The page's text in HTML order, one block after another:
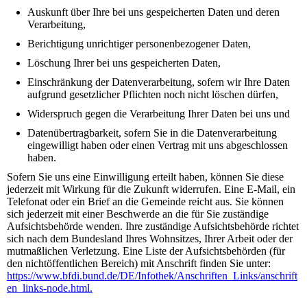
Auskunft über Ihre bei uns gespeicherten Daten und deren
Verarbeitung,
Berichtigung unrichtiger personenbezogener Daten,
Löschung Ihrer bei uns gespeicherten Daten,
Einschränkung der Datenverarbeitung, sofern wir Ihre Daten
aufgrund gesetzlicher Pflichten noch nicht löschen dürfen,
Widerspruch gegen die Verarbeitung Ihrer Daten bei uns und
Datenübertragbarkeit, sofern Sie in die Datenverarbeitung
eingewilligt haben oder einen Vertrag mit uns abgeschlossen
haben.
Sofern Sie uns eine Einwilligung erteilt haben, können Sie diese
jederzeit mit Wirkung für die Zukunft widerrufen. Eine E-Mail, ein
Telefonat oder ein Brief an die Gemeinde reicht aus. Sie können
sich jederzeit mit einer Beschwerde an die für Sie zuständige
Aufsichtsbehörde wenden. Ihre zuständige Aufsichtsbehörde richtet
sich nach dem Bundesland Ihres Wohnsitzes, Ihrer Arbeit oder der
mutmaßlichen Verletzung. Eine Liste der Aufsichtsbehörden (für
den nichtöffentlichen Bereich) mit Anschrift finden Sie unter:
https://www.bfdi.bund.de/DE/Infothek/Anschriften_Links/anschrift
en_links-node.html.